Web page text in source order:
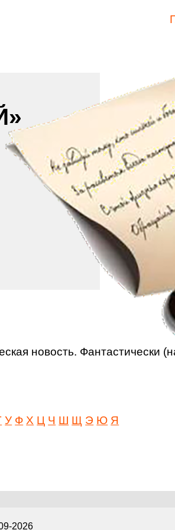
новость. Фантастически
У Ф Х Ц Ч Ш Щ Э Ю Я
2026